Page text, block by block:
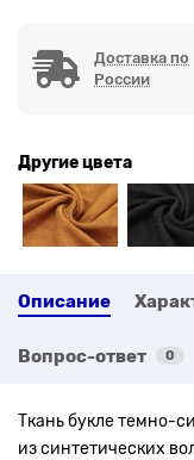
Доставка по
России
Другие цвета
Описание
Вопрос-ответ 0
Ткань букле темно-
из синтетических